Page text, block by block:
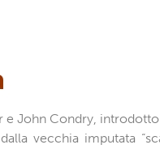
e John Condry,
vecchia imputata